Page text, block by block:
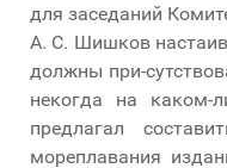
для заседаний
А. С. Шишков
должны при-
некогда на каком-
предлагал
мореплавания